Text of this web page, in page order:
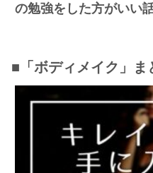
の勉強をした方がいい
■「ボディメイク」